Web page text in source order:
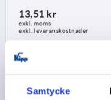
Samtycke
13,51 kr
exkl. moms
exkl. leveranskostnader